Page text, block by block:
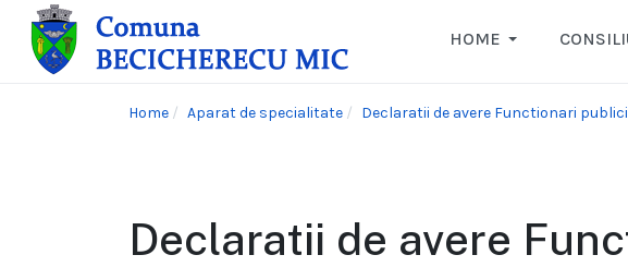
HOME
Home Aparat de specialitate Declaratii de avere Functionari publici
Declaratii de avere